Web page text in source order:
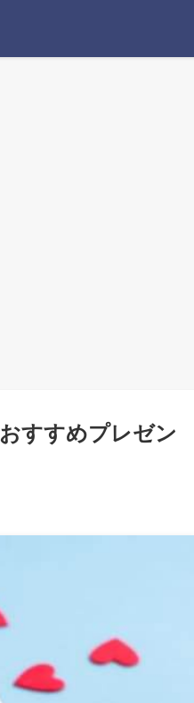
すすめプレゼン